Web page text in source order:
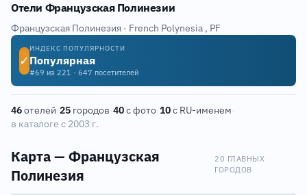
Отели Французская Полинезии
Французская Полинезия · French Polynesia , PF
✓
ИНДЕКС ПОПУЛЯРНОСТИ
Популярная
#69 из 221 · 647 посетителей
46отелей·25 городов·40с фото·10с RU-именем·
в каталоге с 2003 г.
Карта — Французская
Полинезия
20 ГЛАВНЫХ
ГОРОДОВ